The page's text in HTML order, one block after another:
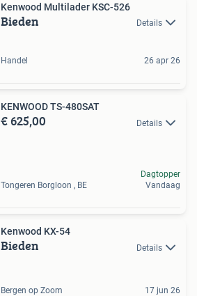
Kenwood Multilader KSC-526
Bieden Details
Handel 26 apr 26
KENWOOD TS-480SAT
€ 625,00 Details
Tongeren Borgloon , BE
Dagtopper
Vandaag
Kenwood KX-54
Bieden Details
Bergen op Zoom 17 jun 26